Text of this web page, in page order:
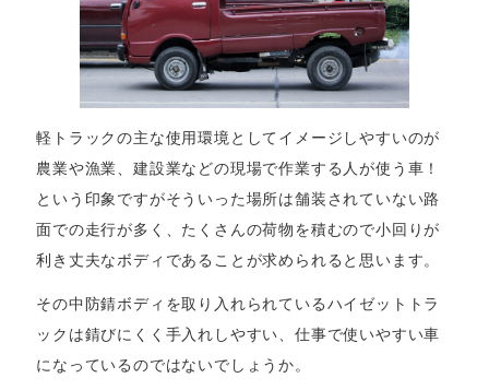
軽トラックの主な使用環境としてイメージしやすいのが
農業や漁業、建設業などの現場で作業する人が使う車！
という印象ですがそういった場所は舗装されていない路
面での走行が多く、たくさんの荷物を積むので小回りが
利き丈夫なボディであることが求められると思います。
その中防錆ボディを取り入れられているハイゼットトラ
ックは錆びにくく手入れしやすい、仕事で使いやすい車
になっているのではないでしょうか。